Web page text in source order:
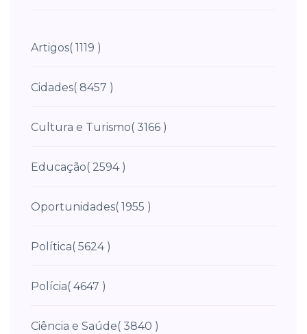
Artigos( 1119 )
Cidades( 8457 )
Cultura e Turismo( 3166 )
Educação( 2594 )
Oportunidades( 1955 )
Política( 5624 )
Polícia( 4647 )
Ciência e Saúde( 3840 )